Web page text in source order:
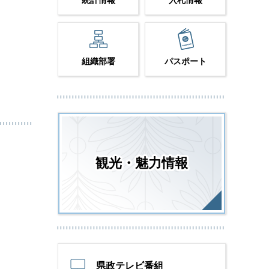
組織部署 パスポート
観光・魅力情報
県政テレビ番組